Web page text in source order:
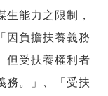
能力之限制，
因負擔扶養義務
但受扶養權利者
務。」、「受扶